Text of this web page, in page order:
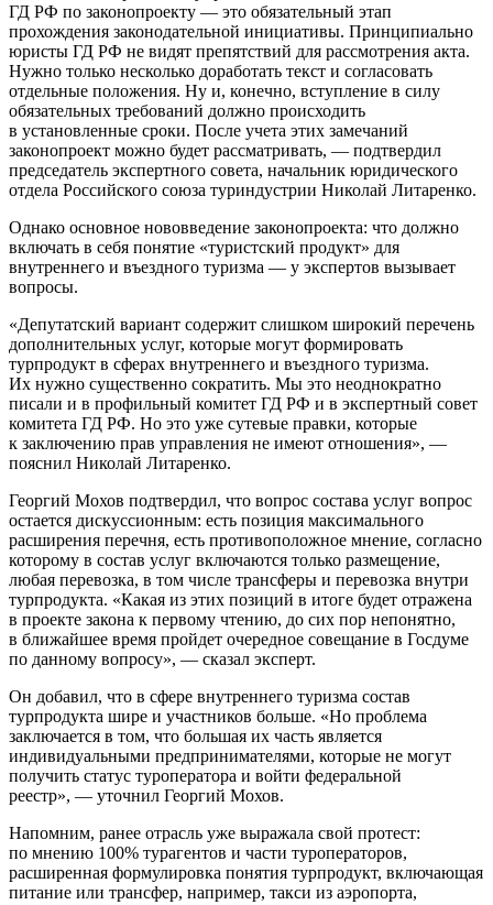
ГД РФ по законопроекту — это обязательный этап
прохождения законодательной инициативы. Принципиально
юристы ГД РФ не видят препятствий для рассмотрения акта.
Нужно только несколько доработать текст и согласовать
отдельные положения. Ну и, конечно, вступление в силу
обязательных требований должно происходить
в установленные сроки. После учета этих замечаний
законопроект можно будет рассматривать, — подтвердил
председатель экспертного совета, начальник юридического
отдела Российского союза туриндустрии Николай Литаренко.
Однако основное нововведение законопроекта: что должно
включать в себя понятие «туристский продукт» для
внутреннего и въездного туризма — у экспертов вызывает
вопросы.
«Депутатский вариант содержит слишком широкий перечень
дополнительных услуг, которые могут формировать
турпродукт в сферах внутреннего и въездного туризма.
Их нужно существенно сократить. Мы это неоднократно
писали и в профильный комитет ГД РФ и в экспертный совет
комитета ГД РФ. Но это уже сутевые правки, которые
к заключению прав управления не имеют отношения», —
пояснил Николай Литаренко.
Георгий Мохов подтвердил, что вопрос состава услуг вопрос
остается дискуссионным: есть позиция максимального
расширения перечня, есть противоположное мнение, согласно
которому в состав услуг включаются только размещение,
любая перевозка, в том числе трансферы и перевозка внутри
турпродукта. «Какая из этих позиций в итоге будет отражена
в проекте закона к первому чтению, до сих пор непонятно,
в ближайшее время пройдет очередное совещание в Госдуме
по данному вопросу», — сказал эксперт.
Он добавил, что в сфере внутреннего туризма состав
турпродукта шире и участников больше. «Но проблема
заключается в том, что большая их часть является
индивидуальными предпринимателями, которые не могут
получить статус туроператора и войти федеральной
реестр», — уточнил Георгий Мохов.
Напомним, ранее отрасль уже выражала свой протест:
по мнению 100% турагентов и части туроператоров,
расширенная формулировка понятия турпродукт, включающая
питание или трансфер, например, такси из аэропорта,